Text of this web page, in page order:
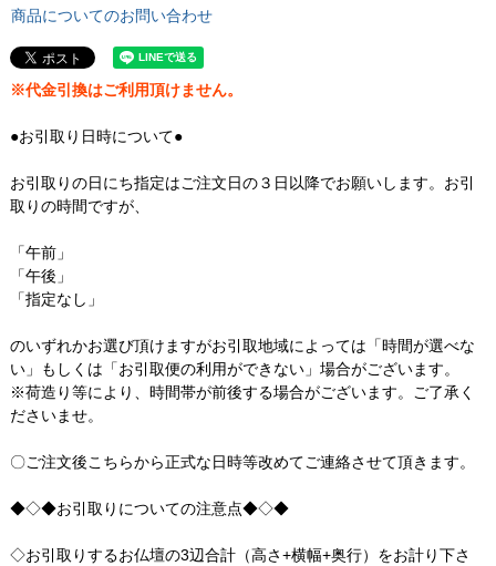
商品についてのお問い合わせ
※代金引換はご利用頂けません。
●お引取り日時について●
お引取りの日にち指定はご注文日の３日以降でお願いします。お引
取りの時間ですが、
「午前」
「午後」
「指定なし」
のいずれかお選び頂けますがお引取地域によっては「時間が選べな
い」もしくは「お引取便の利用ができない」場合がございます。
※荷造り等により、時間帯が前後する場合がございます。ご了承く
ださいませ。
〇ご注文後こちらから正式な日時等改めてご連絡させて頂きます。
◆◇◆お引取りについての注意点◆◇◆
◇お引取りするお仏壇の3辺合計（高さ+横幅+奥行）をお計り下さ